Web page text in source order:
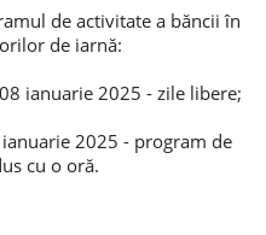
de activitate a băncii în
de iarnă:
ianuarie 2025 - zile libere;
2025 - program de
cu o oră.